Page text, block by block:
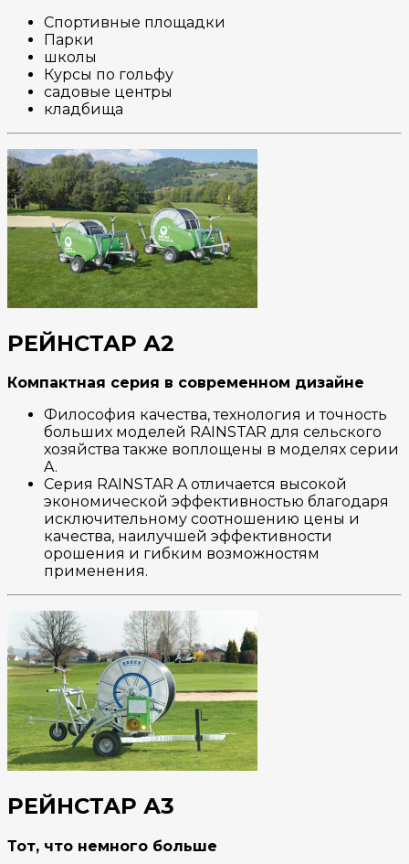
Спортивные площадки
Парки
школы
Курсы по гольфу
садовые центры
кладбища
РЕЙНСТАР А2
Компактная серия в современном дизайне
Философия качества, технология и точность
больших моделей RAINSTAR для сельского
хозяйства также воплощены в моделях серии
A.
Серия RAINSTAR A отличается высокой
экономической эффективностью благодаря
исключительному соотношению цены и
качества, наилучшей эффективности
орошения и гибким возможностям
применения.
РЕЙНСТАР А3
Тот, что немного больше